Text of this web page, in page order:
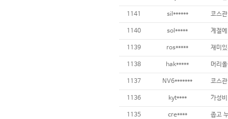
1141 sil******
1140 sol*****
1139 ros*****
1138 hak***** 머리
1137 NV6*******
1136 kyt****
1135 cre****